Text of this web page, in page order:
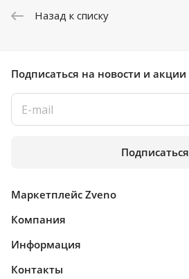
Назад к списку
Подписаться на новости и акции
Подписаться
Маркетплейс Zveno
Компания
Информация
Контакты